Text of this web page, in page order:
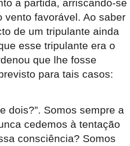
a partida, arriscando-se
vento favorável. Ao saber
de um tripulante ainda
esse tripulante era o
que lhe fosse
para tais casos:
dois?”. Somos sempre a
cedemos à tentação
consciência? Somos